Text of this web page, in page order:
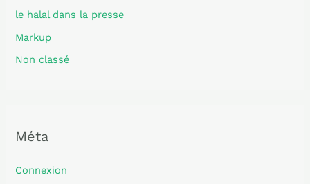
le halal dans la presse
Markup
Non classé
Méta
Connexion